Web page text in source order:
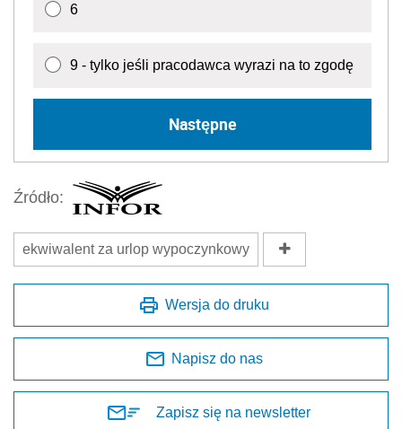
6
9 - tylko jeśli pracodawca wyrazi na to zgodę
Następne
Źródło:
ekwiwalent za urlop wypoczynkowy
Wersja do druku
Napisz do nas
Zapisz się na newsletter